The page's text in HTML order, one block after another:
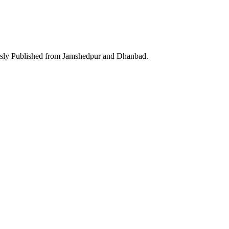
Published from Jamshedpur and Dhanbad.